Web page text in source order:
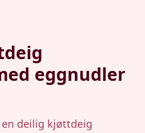
eggnudler
deilig kjøttdeig